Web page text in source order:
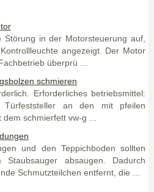
in der Motorsteuerung auf,
angezeigt. Der Motor
überprü ...
schmieren
Erforderliches betriebsmittel:
an den mit pfeilen
schmierfett vw-g ...
und den Teppichboden sollten
absaugen. Dadurch
Schmutzteilchen entfernt, die ...